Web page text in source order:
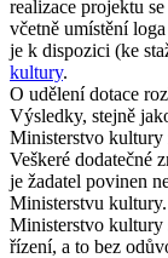
realizace projektu
včetně umístění
je k dispozici (ke
kultury.
O udělení dotace
Výsledky, stejně
Ministerstvo kultury
Veškeré dodatečné
je žadatel povinen
Ministerstvu kultury.
Ministerstvo kultury
řízení, a to bez